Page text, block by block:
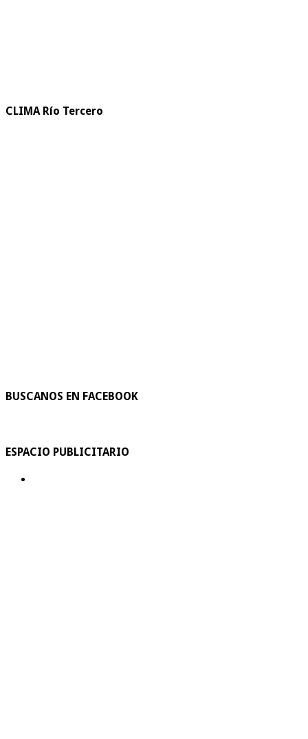
CLIMA Río Tercero
BUSCANOS EN FACEBOOK
ESPACIO PUBLICITARIO